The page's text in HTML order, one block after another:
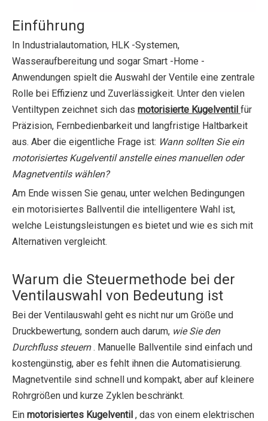
Einführung
In Industrialautomation, HLK -Systemen,
Wasseraufbereitung und sogar Smart -Home -
Anwendungen spielt die Auswahl der Ventile eine zentrale
Rolle bei Effizienz und Zuverlässigkeit. Unter den vielen
Ventiltypen zeichnet sich das motorisierte Kugelventil für
Präzision, Fernbedienbarkeit und langfristige Haltbarkeit
aus. Aber die eigentliche Frage ist: Wann sollten Sie ein
motorisiertes Kugelventil anstelle eines manuellen oder
Magnetventils wählen?
Am Ende wissen Sie genau, unter welchen Bedingungen
ein motorisiertes Ballventil die intelligentere Wahl ist,
welche Leistungsleistungen es bietet und wie es sich mit
Alternativen vergleicht.
Warum die Steuermethode bei der
Ventilauswahl von Bedeutung ist
Bei der Ventilauswahl geht es nicht nur um Größe und
Druckbewertung, sondern auch darum, wie Sie den
Durchfluss steuern. Manuelle Ballventile sind einfach und
kostengünstig, aber es fehlt ihnen die Automatisierung.
Magnetventile sind schnell und kompakt, aber auf kleinere
Rohrgrößen und kurze Zyklen beschränkt.
Ein motorisiertes Kugelventil , das von einem elektrischen